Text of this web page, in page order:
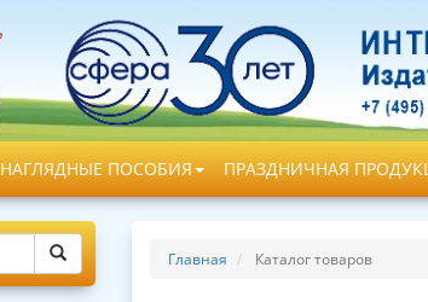
НАГЛЯДНЫЕ ПОСОБИЯ ПРАЗДНИЧНАЯ
Главная Каталог товаров